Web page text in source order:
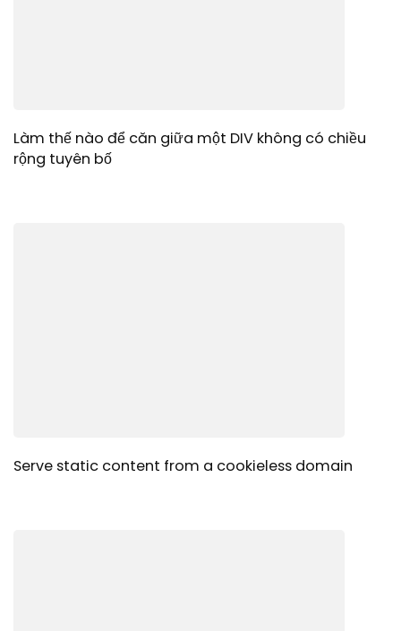
Làm thế nào để căn giữa một DIV không có chiều
rộng tuyên bố
Serve static content from a cookieless domain